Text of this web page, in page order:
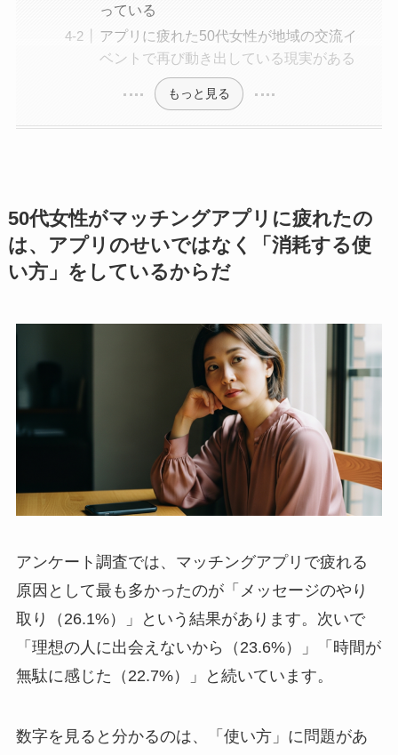
っている
アプリに疲れた50代女性が地域の交流イ
ベントで再び動き出している現実がある
もっと見る
50代女性がマッチングアプリに疲れたの
は、アプリのせいではなく「消耗する使
い方」をしているからだ
アンケート調査では、マッチングアプリで疲れる
原因として最も多かったのが「メッセージのやり
取り（26.1%）」という結果があります。次いで
「理想の人に出会えないから（23.6%）」「時間が
無駄に感じた（22.7%）」と続いています。
数字を見ると分かるのは、「使い方」に問題があ